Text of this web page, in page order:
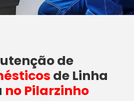
de
de Linha
no Pilarzinho